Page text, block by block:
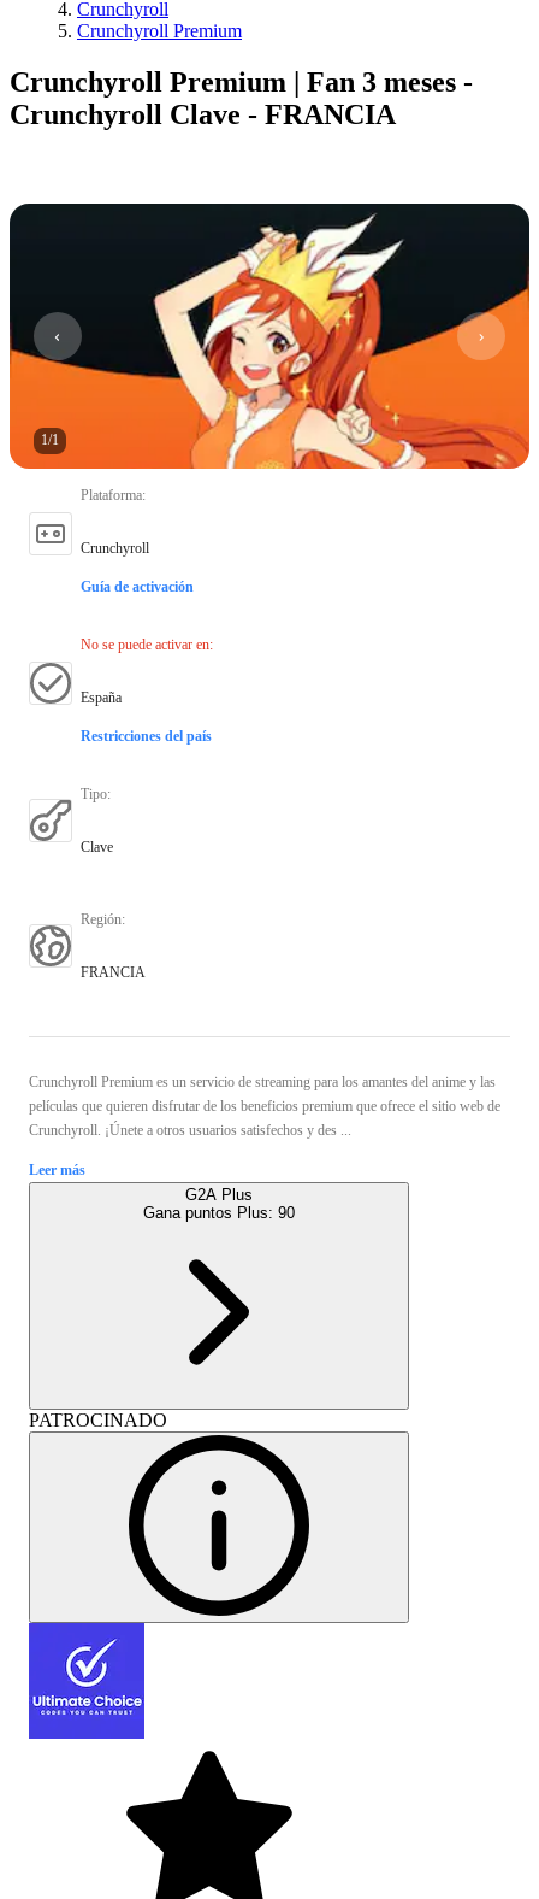
Crunchyroll
Crunchyroll Premium
Crunchyroll Premium | Fan 3 meses -
Crunchyroll Clave - FRANCIA
1/1
Plataforma:
Crunchyroll
Guía de activación
No se puede activar en:
España
Restricciones del país
Tipo:
Clave
Región:
FRANCIA
Crunchyroll Premium es un servicio de streaming para los amantes del anime y las
películas que quieren disfrutar de los beneficios premium que ofrece el sitio web de
Crunchyroll. ¡Únete a otros usuarios satisfechos y des ...
Leer más
G2A Plus
Gana puntos Plus: 90
PATROCINADO